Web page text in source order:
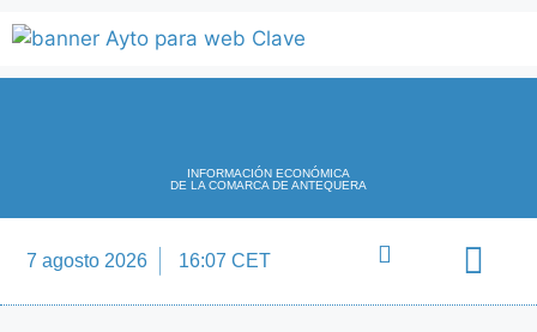
INFORMACIÓN ECONÓMICA
DE LA COMARCA DE ANTEQUERA
7 agosto 2026 16:07 CET